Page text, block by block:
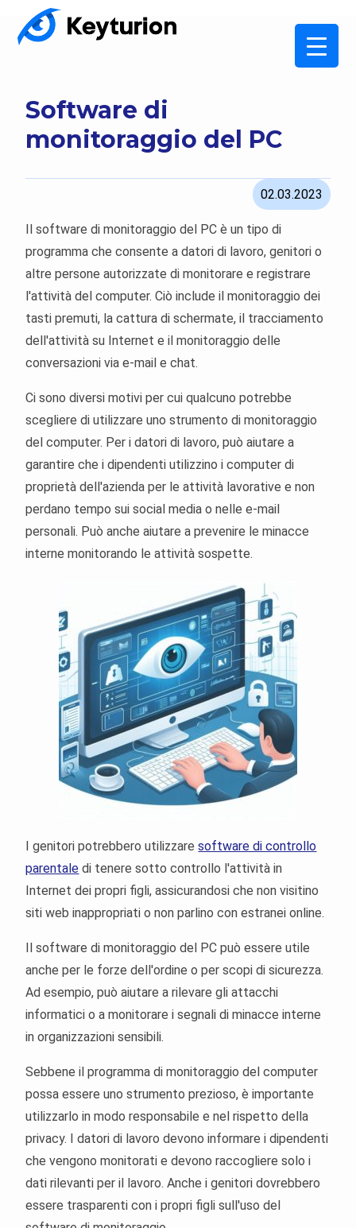
Software di
monitoraggio del PC
02.03.2023
Il software di monitoraggio del PC è un tipo di
programma che consente a datori di lavoro, genitori o
altre persone autorizzate di monitorare e registrare
l'attività del computer. Ciò include il monitoraggio dei
tasti premuti, la cattura di schermate, il tracciamento
dell'attività su Internet e il monitoraggio delle
conversazioni via e-mail e chat.
Ci sono diversi motivi per cui qualcuno potrebbe
scegliere di utilizzare uno strumento di monitoraggio
del computer. Per i datori di lavoro, può aiutare a
garantire che i dipendenti utilizzino i computer di
proprietà dell'azienda per le attività lavorative e non
perdano tempo sui social media o nelle e-mail
personali. Può anche aiutare a prevenire le minacce
interne monitorando le attività sospette.
I genitori potrebbero utilizzaresoftware di controllo
parentale di tenere sotto controllo l'attività in
Internet dei propri figli, assicurandosi che non visitino
siti web inappropriati o non parlino con estranei online.
Il software di monitoraggio del PC può essere utile
anche per le forze dell'ordine o per scopi di sicurezza.
Ad esempio, può aiutare a rilevare gli attacchi
informatici o a monitorare i segnali di minacce interne
in organizzazioni sensibili.
Sebbene il programma di monitoraggio del computer
possa essere uno strumento prezioso, è importante
utilizzarlo in modo responsabile e nel rispetto della
privacy. I datori di lavoro devono informare i dipendenti
che vengono monitorati e devono raccogliere solo i
dati rilevanti per il lavoro. Anche i genitori dovrebbero
essere trasparenti con i propri figli sull'uso del